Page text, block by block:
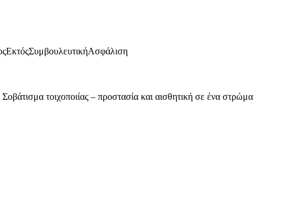
ΕκτόςΣυμβουλευτικήΑσφάλιση
Σοβάτισμα τοιχοποιίας – προστασία και αισθητική σε ένα στρώμα